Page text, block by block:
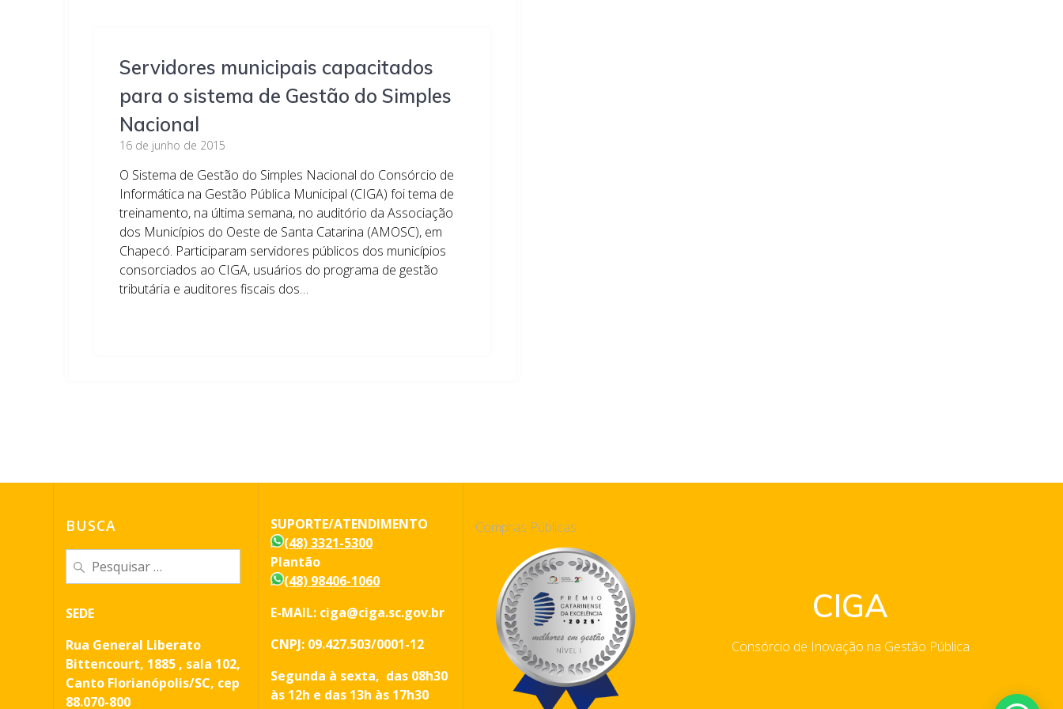
Servidores municipais capacitados
para o sistema de Gestão do Simples
Nacional
16 de junho de 2015
O Sistema de Gestão do Simples Nacional do Consórcio de
Informática na Gestão Pública Municipal (CIGA) foi tema de
treinamento, na última semana, no auditório da Associação
dos Municípios do Oeste de Santa Catarina (AMOSC), em
Chapecó. Participaram servidores públicos dos municípios
consorciados ao CIGA, usuários do programa de gestão
tributária e auditores fiscais dos…
BUSCA
Pesquisar
por:
SEDE
Rua General Liberato
Bittencourt, 1885 , sala 102,
Canto Florianópolis/SC, cep
88.070-800
SUPORTE/ATENDIMENTO
(48) 3321-5300
Plantão
(48) 98406-1060
E-MAIL: ciga@ciga.sc.gov.br
CNPJ: 09.427.503/0001-12
Segunda à sexta, das 08h30
às 12h e das 13h às 17h30
Compras Públicas
CIGA
Consórcio de Inovação na Gestão Pública